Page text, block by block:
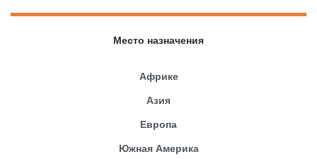
Место назначения
Африке
Азия
Европа
Южная Америка